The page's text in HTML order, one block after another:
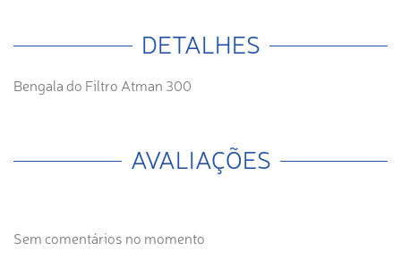
DETALHES
Bengala do Filtro Atman 300
AVALIAÇÕES
Sem comentários no momento